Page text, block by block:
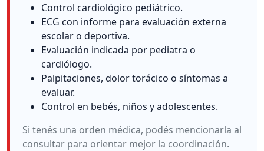
Control cardiológico pediátrico.
ECG con informe para evaluación externa
escolar o deportiva.
Evaluación indicada por pediatra o
cardiólogo.
Palpitaciones, dolor torácico o síntomas a
evaluar.
Control en bebés, niños y adolescentes.
Si tenés una orden médica, podés mencionarla al
consultar para orientar mejor la coordinación.